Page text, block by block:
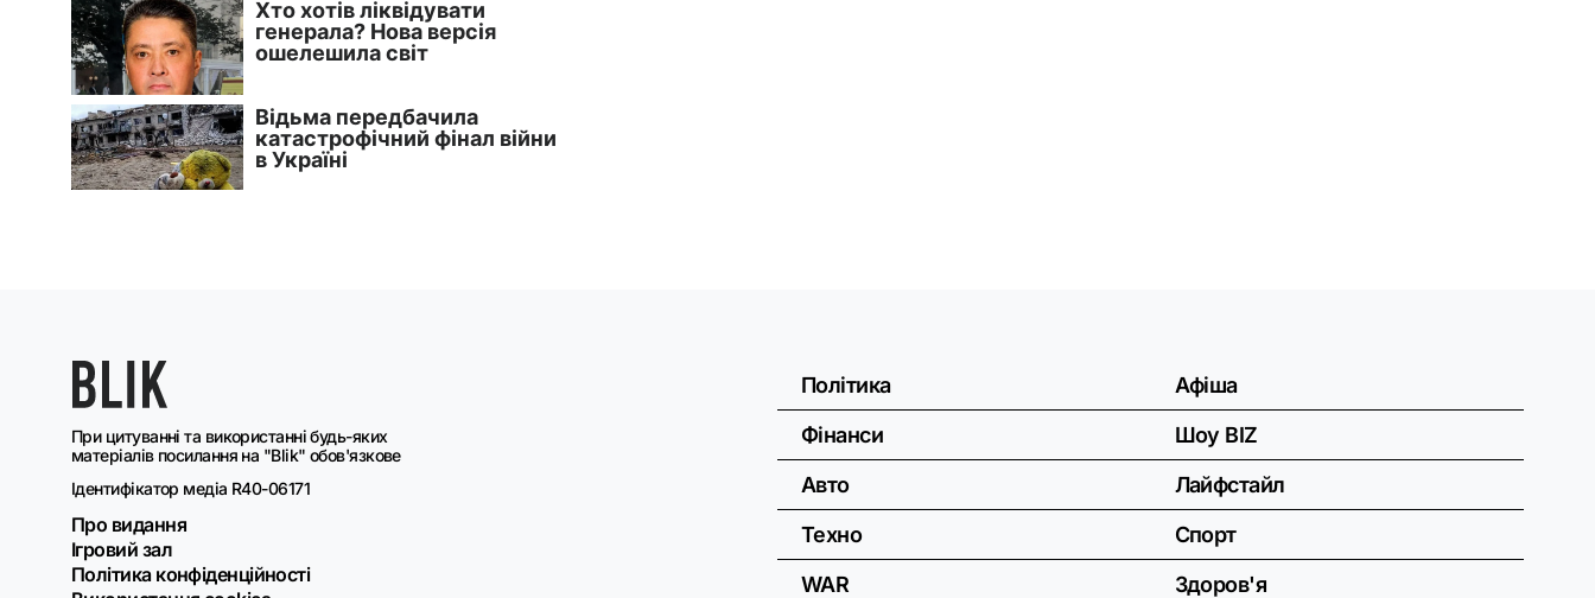
При цитуванні та використанні будь-яких
матеріалів посилання на "Blik" обов'язкове
Ідентифікатор медіа R40-06171
Про видання
Ігровий зал
Політика конфіденційності
Політика
Фінанси
Авто
Техно
WAR
Афіша
Шоу BIZ
Лайфстайл
Спорт
Здоров'я